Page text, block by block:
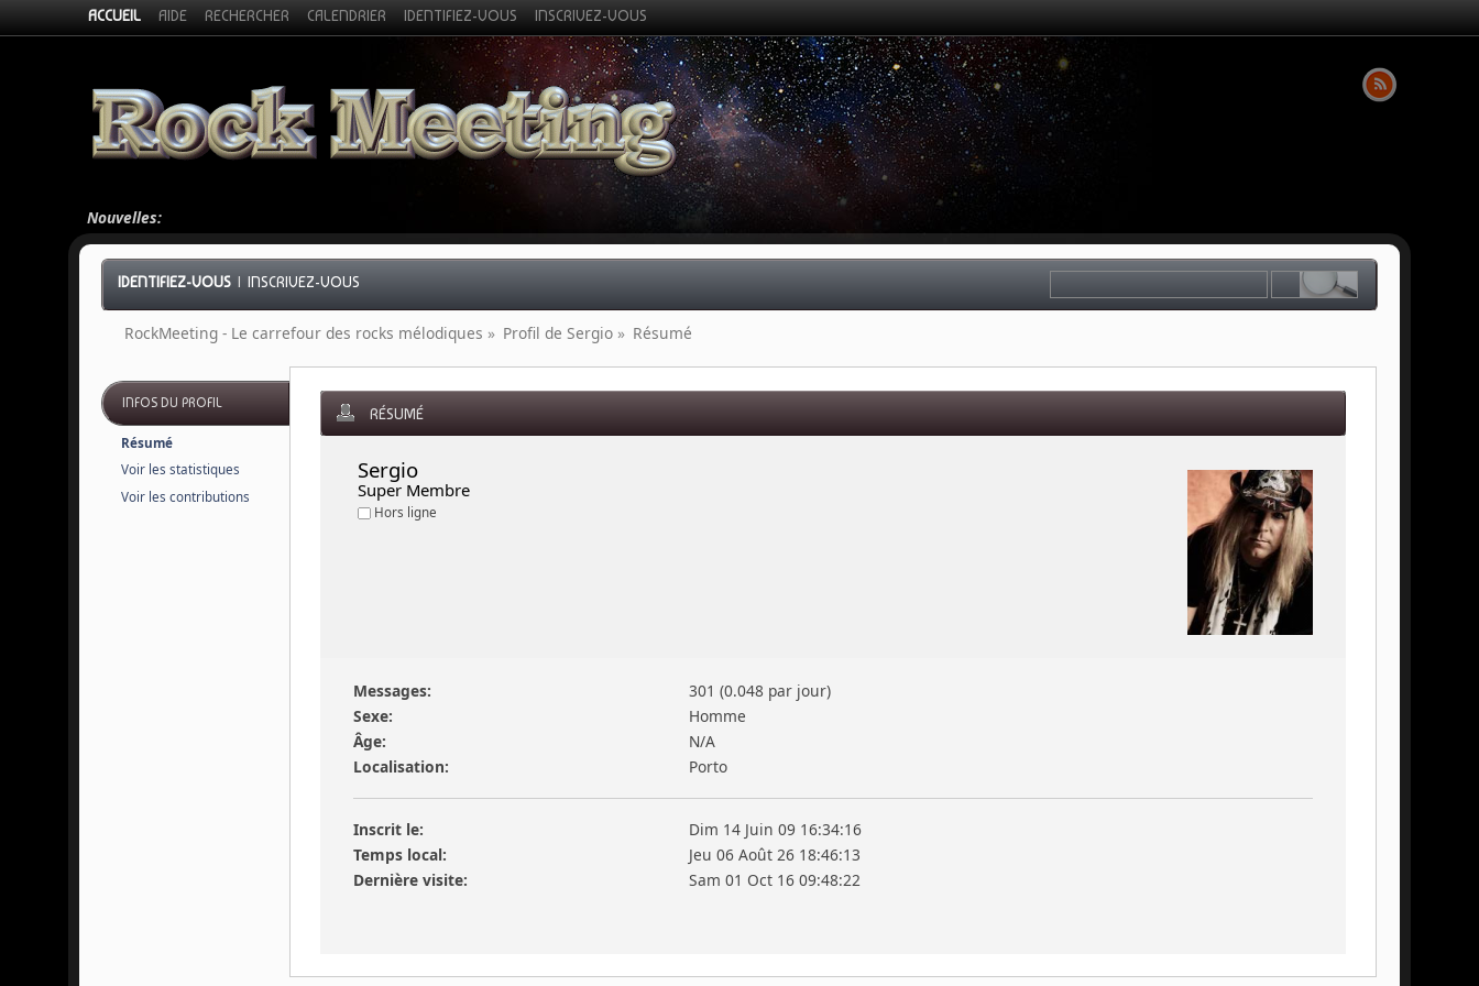
ACCUEIL AIDE RECHERCHER CALENDRIER IDENTIFIEZ-VOUS INSCRIVEZ-VOUS
Nouvelles:
IDENTIFIEZ-VOUS |INSCRIVEZ-VOUS
RockMeeting - Le carrefour des rocks mélodiques » Profil de Sergio » Résumé
INFOS DU PROFIL
Résumé
Voir les statistiques
Voir les contributions
RÉSUMÉ
Sergio
Super Membre
Hors ligne
Messages:
301 (0.048 par jour)
Sexe:
Homme
Âge:
N/A
Localisation:
Porto
Inscrit le:
Dim 14 Juin 09 16:34:16
Temps local:
Jeu 06 Août 26 18:46:13
Dernière visite:
Sam 01 Oct 16 09:48:22